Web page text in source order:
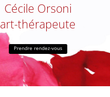
Cécile Orsoni
art-thérapeute
Prendre rendez-vous